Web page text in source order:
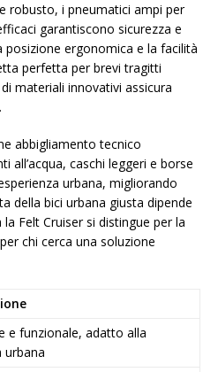
robusto, i pneumatici ampi per
garantiscono sicurezza e
ergonomica e la facilità
perfetta per brevi tragitti
materiali innovativi assicura
abbigliamento tecnico
all’acqua, caschi leggeri e borse
urbana, migliorando
della bici urbana giusta dipende
Felt Cruiser si distingue per la
chi cerca una soluzione
e funzionale, adatto alla
urbana